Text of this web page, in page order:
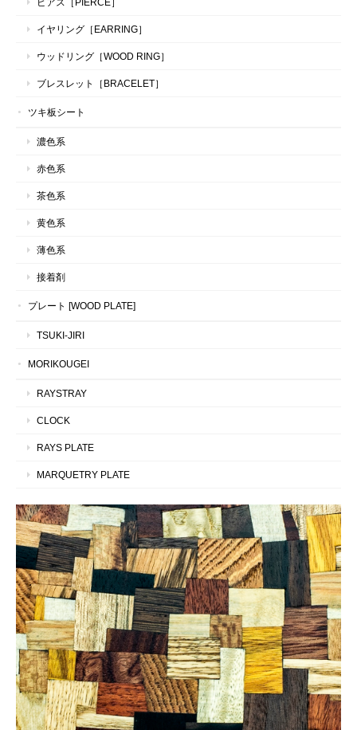
イヤリング［EARRING］
ウッドリング［WOOD RING］
ブレスレット［BRACELET］
ツキ板シート
濃色系
赤色系
茶色系
黄色系
薄色系
接着剤
プレート [WOOD PLATE]
TSUKI-JIRI
MORIKOUGEI
RAYSTRAY
CLOCK
RAYS PLATE
MARQUETRY PLATE